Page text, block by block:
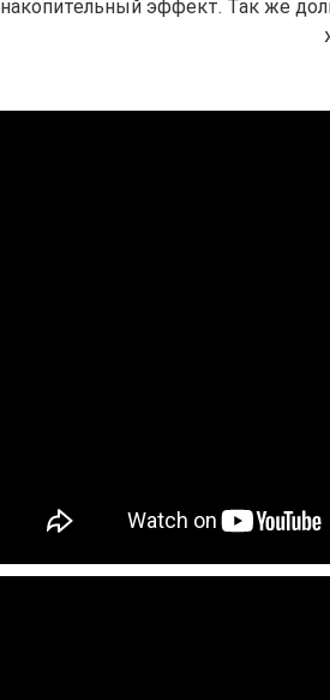
накопительный эффект. Так же